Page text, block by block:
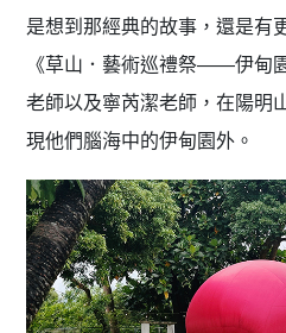
是想到那經典的故事，還是有
《草山．藝術巡禮祭——伊甸
老師以及寧芮潔老師，在陽明
現他們腦海中的伊甸園外。